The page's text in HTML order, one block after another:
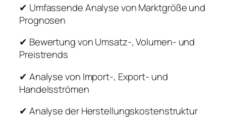
✔ Umfassende Analyse von Marktgröße und
Prognosen
✔ Bewertung von Umsatz-, Volumen- und
Preistrends
✔ Analyse von Import-, Export- und
Handelsströmen
✔ Analyse der Herstellungskostenstruktur